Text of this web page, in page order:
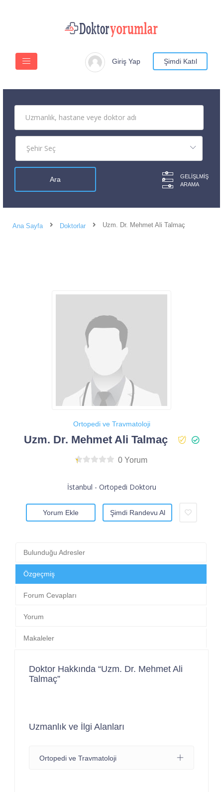
Giriş Yap Şimdi Katıl
GELIŞLMIŞ
ARAMA
Ana Sayfa Doktorlar Uzm. Dr. Mehmet Ali Talmaç
Ortopedi ve Travmatoloji
Uzm. Dr. Mehmet Ali Talmaç
0 Yorum
İstanbul - Ortopedi Doktoru
Yorum Ekle Şimdi Randevu Al
Bulunduğu Adresler
Özgeçmiş
Forum Cevapları
Yorum
Makaleler
Doktor Hakkında “Uzm. Dr. Mehmet Ali
Talmaç”
Uzmanlık ve İlgi Alanları
Ortopedi ve Travmatoloji